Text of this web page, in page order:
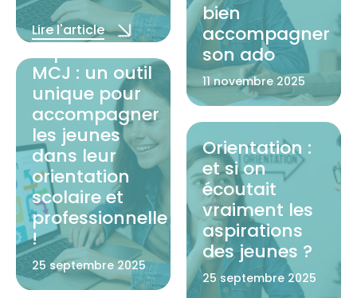
Lire l'article
🌟 Découvrez
la plateforme
MCJ : un outil
unique pour
accompagner
les jeunes
dans leur
orientation
scolaire et
professionnelle
!
25 septembre 2025
bien
accompagner
son ado
11 novembre 2025
Lire l'article
Orientation :
et si on
écoutait
vraiment les
aspirations
des jeunes ?
25 septembre 2025